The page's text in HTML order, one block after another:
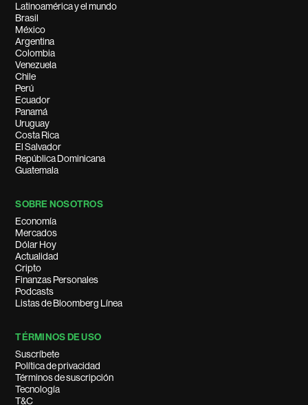
Latinoamérica y el mundo
Brasil
México
Argentina
Colombia
Venezuela
Chile
Perú
Ecuador
Panamá
Uruguay
Costa Rica
El Salvador
República Dominicana
Guatemala
SOBRE NOSOTROS
Economía
Mercados
Dólar Hoy
Actualidad
Cripto
Finanzas Personales
Podcasts
Listas de Bloomberg Línea
TÉRMINOS DE USO
Suscríbete
Política de privacidad
Términos de suscripción
Tecnología
T&C